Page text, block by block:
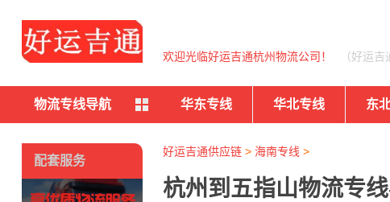
欢迎光临好运吉通杭州物流公司！ （好运
物流专线导航 华东专线 华北专线 东
好运吉通供应链> 海南专线 >
杭州到五指山物流专
配套服务